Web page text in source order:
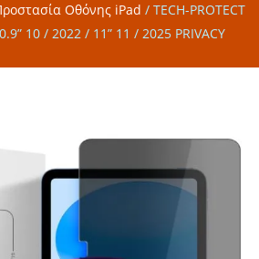
Οθόνης iPad / TECH-PROTECT
10 / 2022 / 11” 11 / 2025 PRIVACY